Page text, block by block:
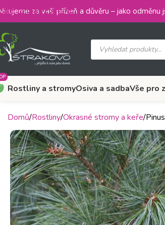
Skip to main content
za vaši přízeň a důvěru – jako
Rostliny a stromyOsiva a sadbaVše pro
Domů Rostliny Okrasné stromy a keře